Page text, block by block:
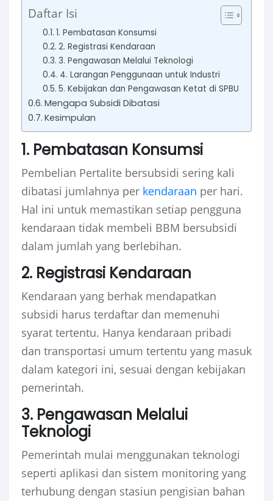
Daftar Isi
1. Pembatasan Konsumsi
2. Registrasi Kendaraan
3. Pengawasan Melalui Teknologi
4. Larangan Penggunaan untuk Industri
5. Kebijakan dan Pengawasan Ketat di SPBU
Mengapa Subsidi Dibatasi
Kesimpulan
1. Pembatasan Konsumsi
Pembelian Pertalite bersubsidi sering kali
dibatasi jumlahnya per kendaraan per hari.
Hal ini untuk memastikan setiap pengguna
kendaraan tidak membeli BBM bersubsidi
dalam jumlah yang berlebihan.
2. Registrasi Kendaraan
Kendaraan yang berhak mendapatkan
subsidi harus terdaftar dan memenuhi
syarat tertentu. Hanya kendaraan pribadi
dan transportasi umum tertentu yang masuk
dalam kategori ini, sesuai dengan kebijakan
pemerintah.
3. Pengawasan Melalui
Teknologi
Pemerintah mulai menggunakan teknologi
seperti aplikasi dan sistem monitoring yang
terhubung dengan stasiun pengisian bahan